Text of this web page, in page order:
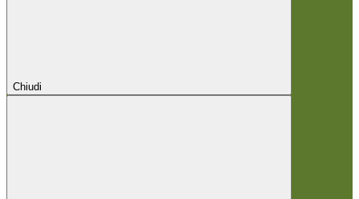
Chiudi